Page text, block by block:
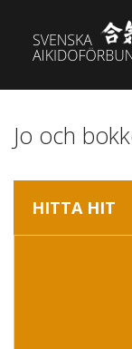
Jo och
HITTA HIT